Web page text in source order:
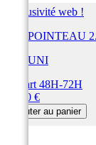
Exclusivité web !
KIT POINTEAU
MIKUNI
Départ 48H-72H
33,60 €
Ajouter au panier